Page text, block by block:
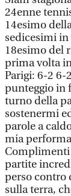
24enne
14esimo
sedicesimi in
18esimo del
prima volta
Parigi: 6-2 6-
punteggio in
turno della
sostenermi
parole a
mia
Complimenti
partite
perso contro
sulla terra,